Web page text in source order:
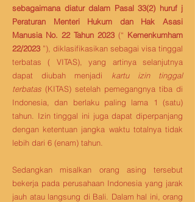
sebagaimana diatur dalam Pasal 33(2) huruf j
Peraturan Menteri Hukum dan Hak Asasi
Manusia No. 22 Tahun 2023 (“ Kemenkumham
22/2023 ”), diklasifikasikan sebagai visa tinggal
terbatas ( VITAS), yang artinya selanjutnya
dapat diubah menjadi kartu izin tinggal
terbatas (KITAS) setelah pemegangnya tiba di
Indonesia, dan berlaku paling lama 1 (satu)
tahun. Izin tinggal ini juga dapat diperpanjang
dengan ketentuan jangka waktu totalnya tidak
lebih dari 6 (enam) tahun.
Sedangkan misalkan orang asing tersebut
bekerja pada perusahaan Indonesia yang jarak
jauh atau langsung di Bali. Dalam hal ini, orang